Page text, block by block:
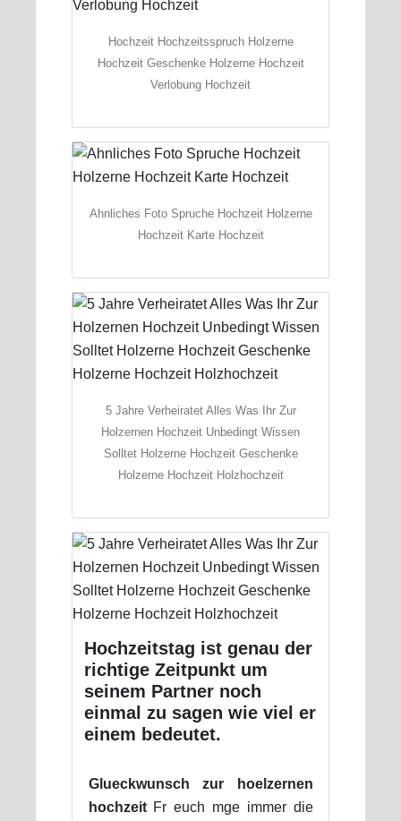
Hochzeit Hochzeitsspruch Holzerne
Hochzeit Geschenke Holzerne Hochzeit
Verlobung Hochzeit
Ahnliches Foto Spruche Hochzeit Holzerne
Hochzeit Karte Hochzeit
5 Jahre Verheiratet Alles Was Ihr Zur
Holzernen Hochzeit Unbedingt Wissen
Solltet Holzerne Hochzeit Geschenke
Holzerne Hochzeit Holzhochzeit
Hochzeitstag ist genau der
richtige Zeitpunkt um
seinem Partner noch
einmal zu sagen wie viel er
einem bedeutet.
Glueckwunsch zur hoelzernen
hochzeitFr euch mge immer die